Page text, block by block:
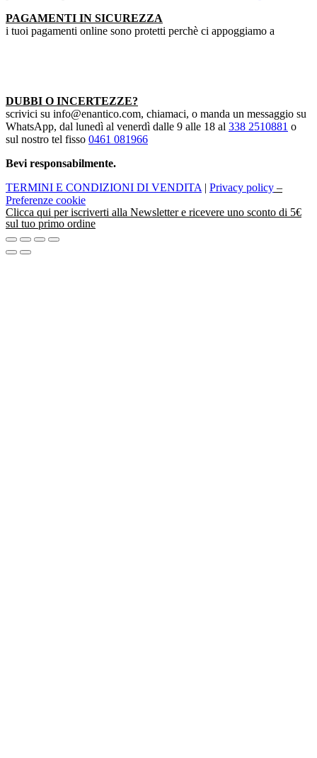
PAGAMENTI IN SICUREZZA
i tuoi pagamenti online sono protetti perchè ci appoggiamo a
DUBBI O INCERTEZZE?
scrivici su info@enantico.com, chiamaci, o manda un messaggio su
WhatsApp, dal lunedì al venerdì dalle 9 alle 18 al 338 2510881 o
sul nostro tel fisso 0461 081966
Bevi responsabilmente.
TERMINI E CONDIZIONI DI VENDITA | Privacy policy –
Preferenze cookie
Clicca qui per iscriverti alla Newsletter e ricevere uno sconto di 5€
sul tuo primo ordine